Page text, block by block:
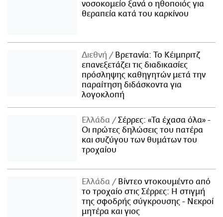
νοσοκομείο ξανά ο ηθοποιός για
θεραπεία κατά του καρκίνου
Διεθνή
Βρετανία: Το Κέιμπριτζ
επανεξετάζει τις διαδικασίες
πρόσληψης καθηγητών μετά την
παραίτηση διδάσκοντα για
λογοκλοπή
Ελλάδα
Σέρρες: «Τα έχασα όλα» -
Οι πρώτες δηλώσεις του πατέρα
και συζύγου των θυμάτων του
τροχαίου
Ελλάδα
Βίντεο ντοκουμέντο από
το τροχαίο στις Σέρρες: Η στιγμή
της σφοδρής σύγκρουσης - Νεκροί
μητέρα και γιος